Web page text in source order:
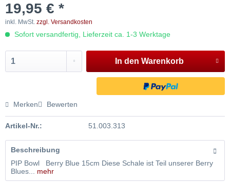
19,95 € *
inkl. MwSt. zzgl. Versandkosten
Sofort versandfertig, Lieferzeit ca. 1-3 Werktage
In den Warenkorb
Merken Bewerten
Artikel-Nr.: 51.003.313
Beschreibung
PIP Bowl Berry Blue 15cm Diese Schale ist Teil unserer Berry
Blues...
mehr